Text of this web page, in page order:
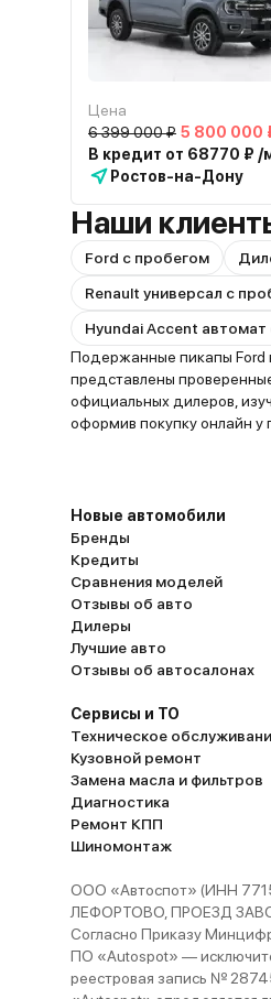
Цена
6 399 000 ₽ 5 800 000
В кредит от 68770 ₽ /
Ростов-на-Дону
Наши
Ford с пробегом
Renault универсал с
Hyundai Accent
Подержанные пикапы Ford
представлены
официальных дилеров,
оформив покупку онлайн у
Новые автомобили
Бренды
Кредиты
Сравнения моделей
Отзывы об авто
Дилеры
Лучшие авто
Отзывы об автосалонах
Сервисы и ТО
Техническое
Кузовной ремонт
Замена масла и фильтров
Диагностика
Ремонт КПП
Шиномонтаж
ООО «Автоспот» (ИНН
ЛЕФОРТОВО, ПРОЕЗД
Согласно Приказу
ПО «Autospot» —
реестровая запись №